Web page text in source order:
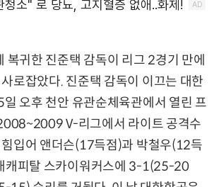
복귀한 진준택 감독이 리그 2경기 만에
로잡았다. 진준택 감독이 이끄는 대한
오후 천안 유관순체육관에서 열린 프
V-리그에서 라이트 공격수
입어 앤더슨(17득점)과 박철우(12득
캐피탈 스카이워커스에 3-1(25-20